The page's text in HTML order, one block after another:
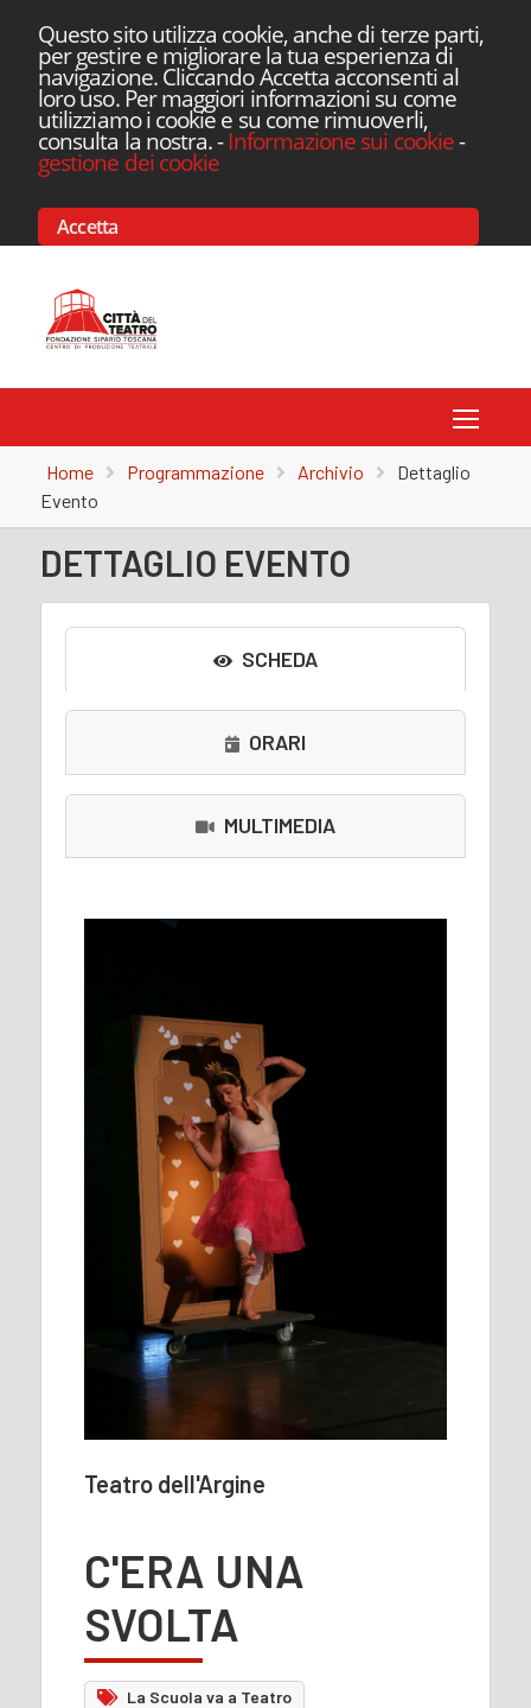
Questo sito utilizza cookie, anche di terze parti,
per gestire e migliorare la tua esperienza di
navigazione. Cliccando Accetta acconsenti al
loro uso. Per maggiori informazioni su come
utilizziamo i cookie e su come rimuoverli,
consulta la nostra.-Informazione sui cookie-
gestione dei cookie
Accetta
Home Programmazione Archivio
Dettaglio
Evento
DETTAGLIO EVENTO
SCHEDA
ORARI
MULTIMEDIA
Teatro dell'Argine
C'ERA UNA
SVOLTA
La Scuola va a Teatro